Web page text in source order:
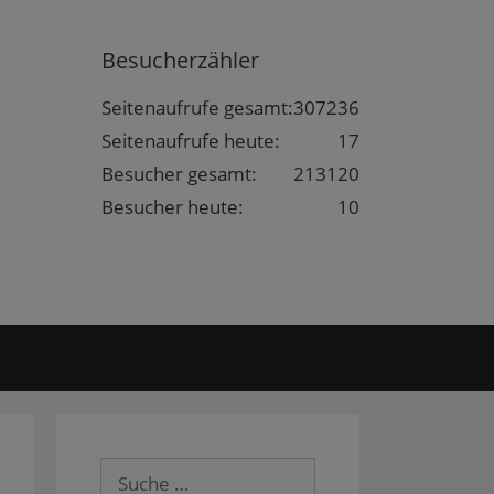
Besucherzähler
307236
Seitenaufrufe gesamt:
17
Seitenaufrufe heute:
213120
Besucher gesamt:
10
Besucher heute:
Suche